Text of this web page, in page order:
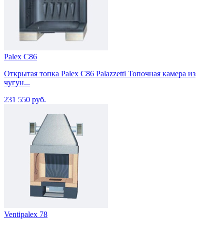
Palex C86
Открытая топка Palex C86 Palazzetti Топочная камера из
чугун...
231 550 руб.
Ventipalex 78